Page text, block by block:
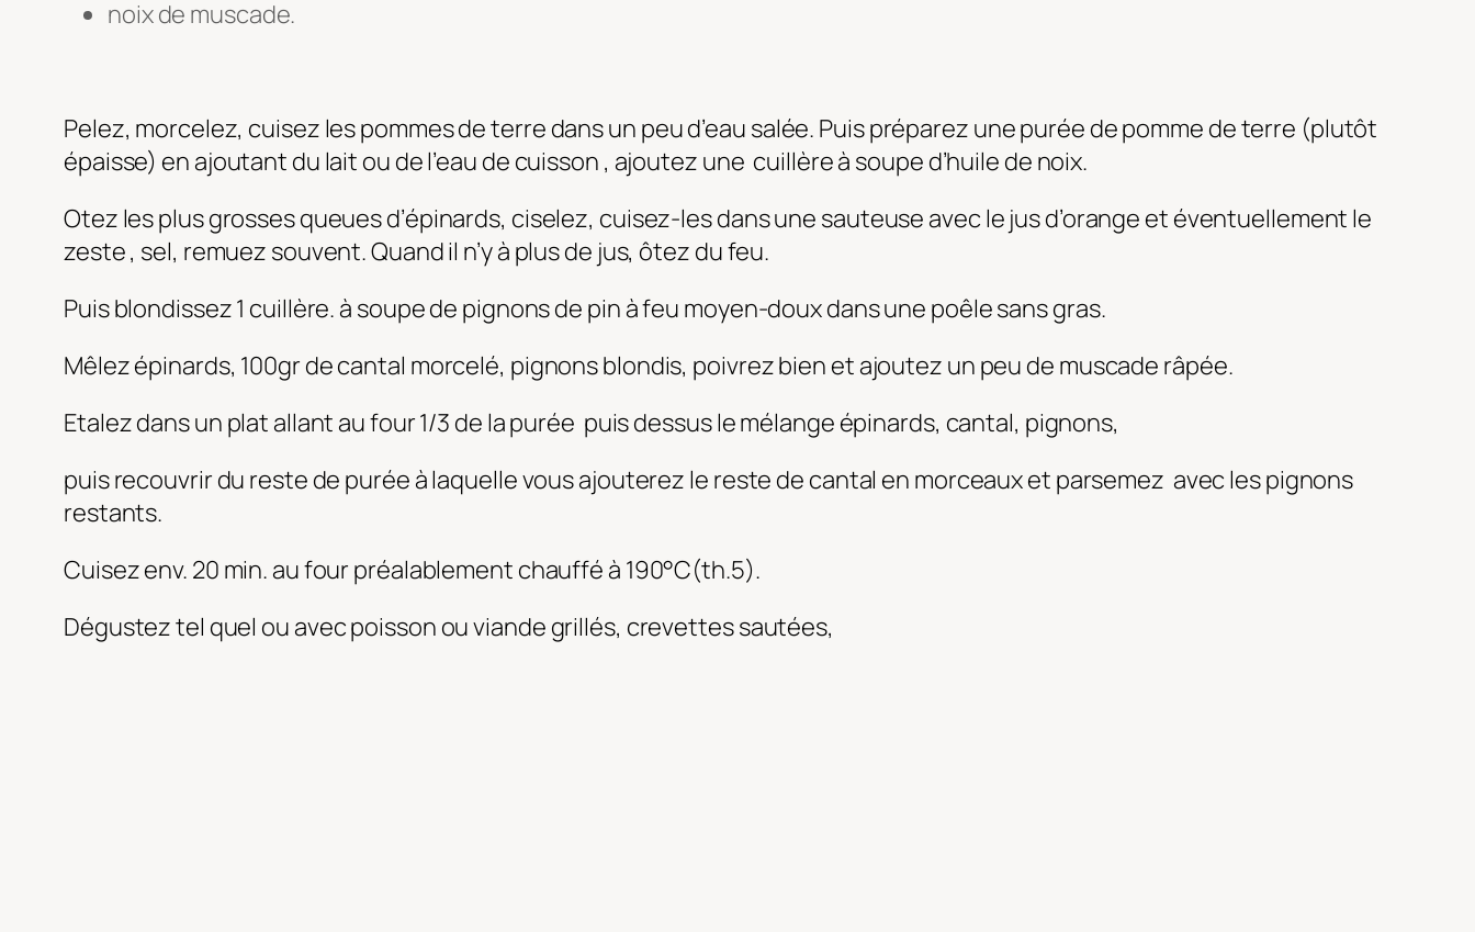
noix de muscade.
Pelez, morcelez, cuisez les pommes de terre dans un peu d’eau salée. Puis préparez une purée de pomme de terre (plutôt
épaisse) en ajoutant du lait ou de l’eau de cuisson , ajoutez une cuillère à soupe d’huile de noix.
Otez les plus grosses queues d’épinards, ciselez, cuisez-les dans une sauteuse avec le jus d’orange et éventuellement le
zeste , sel, remuez souvent. Quand il n’y à plus de jus, ôtez du feu.
Puis blondissez 1 cuillère. à soupe de pignons de pin à feu moyen-doux dans une poêle sans gras.
Mêlez épinards, 100gr de cantal morcelé, pignons blondis, poivrez bien et ajoutez un peu de muscade râpée.
Etalez dans un plat allant au four 1/3 de la purée puis dessus le mélange épinards, cantal, pignons,
puis recouvrir du reste de purée à laquelle vous ajouterez le reste de cantal en morceaux et parsemez avec les pignons
restants.
Cuisez env. 20 min. au four préalablement chauffé à 190°C(th.5).
Dégustez tel quel ou avec poisson ou viande grillés, crevettes sautées,